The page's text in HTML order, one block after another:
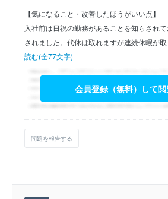
【気になること・改善したほうがいい点】
入社前は日祝の勤務があることを知らされ
されました。代休は取れますが連続休暇が取
読む(全77文字)
会員登録（無料）して
問題を報告する